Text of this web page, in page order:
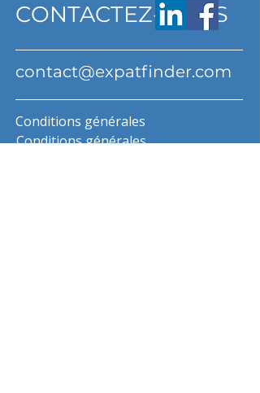
CONTACTEZ-NOUS
contact@expatfinder.com
Conditions générales
Conditions générales